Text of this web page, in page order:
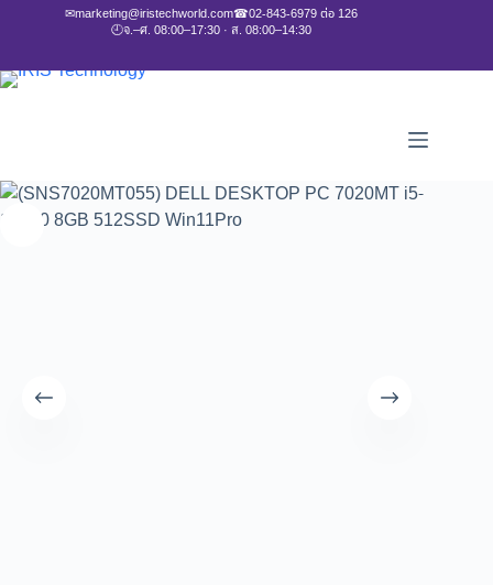
✉marketing@iristechworld.com☎02-843-6979 ต่อ 126
🕘จ.–ศ. 08:00–17:30 · ส. 08:00–14:30